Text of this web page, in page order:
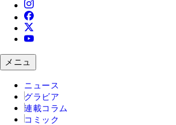
メニュ
ニュース
グラビア
連載コラム
コミック